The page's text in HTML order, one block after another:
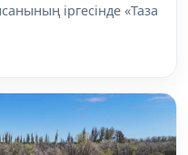
іргесінде «Таза